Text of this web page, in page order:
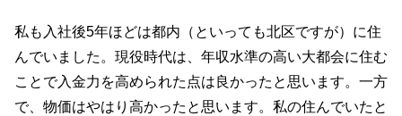
私も入社後5年ほどは都内（といっても北区ですが）に住
んでいました。現役時代は、年収水準の高い大都会に住む
ことで入金力を高められた点は良かったと思います。一方
で、物価はやはり高かったと思います。私の住んでいたと